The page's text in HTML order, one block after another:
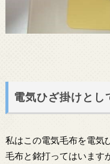
電気ひざ掛けとし
私はこの電気毛布を電気
毛布と銘打ってはいます